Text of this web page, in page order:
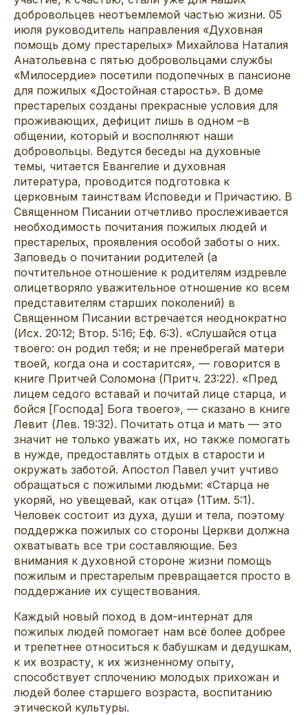
добровольцев неотъемлемой частью жизни. 05
июля руководитель направления «Духовная
помощь дому престарелых» Михайлова Наталия
Анатольевна с пятью добровольцами службы
«Милосердие» посетили подопечных в пансионе
для пожилых «Достойная старость». В доме
престарелых созданы прекрасные условия для
проживающих, дефицит лишь в одном –в
общении, который и восполняют наши
добровольцы. Ведутся беседы на духовные
темы, читается Евангелие и духовная
литература, проводится подготовка к
церковным таинствам Исповеди и Причастию. В
Священном Писании отчетливо прослеживается
необходимость почитания пожилых людей и
престарелых, проявления особой заботы о них.
Заповедь о почитании родителей (а
почтительное отношение к родителям издревле
олицетворяло уважительное отношение ко всем
представителям старших поколений) в
Священном Писании встречается неоднократно
(Исх. 20:12; Втор. 5:16; Еф. 6:3). «Слушайся отца
твоего: он родил тебя; и не пренебрегай матери
твоей, когда она и состарится», — говорится в
книге Притчей Соломона (Притч. 23:22). «Пред
лицем седого вставай и почитай лице старца, и
бойся [Господа] Бога твоего», — сказано в книге
Левит (Лев. 19:32). Почитать отца и мать — это
значит не только уважать их, но также помогать
в нужде, предоставлять отдых в старости и
окружать заботой. Апостол Павел учит учтиво
обращаться с пожилыми людьми: «Старца не
укоряй, но увещевай, как отца» (1Тим. 5:1).
Человек состоит из духа, души и тела, поэтому
поддержка пожилых со стороны Церкви должна
охватывать все три составляющие. Без
внимания к духовной стороне жизни помощь
пожилым и престарелым превращается просто в
поддержание их существования.
Каждый новый поход в дом-интернат для
пожилых людей помогает нам всё более добрее
и трепетнее относиться к бабушкам и дедушкам,
к их возрасту, к их жизненному опыту,
способствует сплочению молодых прихожан и
людей более старшего возраста, воспитанию
этической культуры.